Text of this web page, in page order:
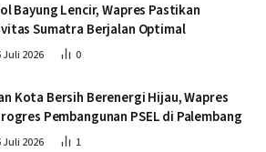
Bayung Lencir, Wapres Pastikan
Sumatra Berjalan Optimal
2026 0
Kota Bersih Berenergi Hijau, Wapres
Pembangunan PSEL di Palembang
2026 1